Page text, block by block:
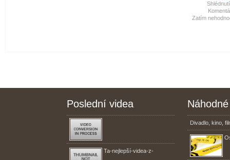
Zatím
Poslední videa
Ta-nejlepší-videa-z-
Divadlo, kino,